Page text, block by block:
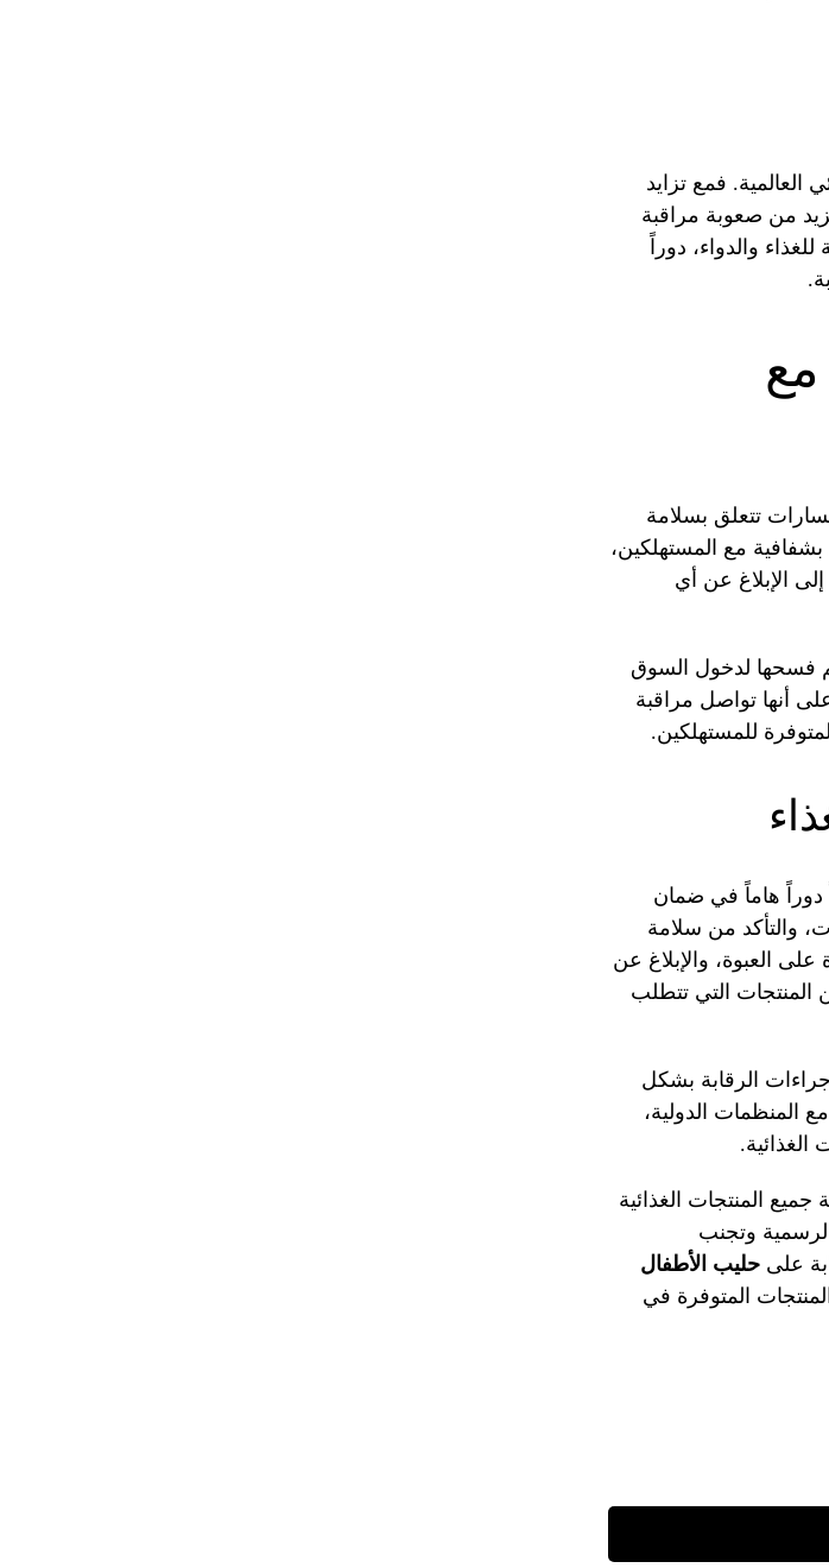
فمع تزايد
يزيد من صعوبة مراقبة
والدواء، دوراً
مع
تتعلق بسلامة
مع المستهلكين،
الإبلاغ عن أي
فسحها لدخول السوق
أنها تواصل مراقبة
للمستهلكين.
دوراً هاماً في ضمان
والتأكد من سلامة
العبوة، والإبلاغ عن
المنتجات التي تتطلب
الرقابة بشكل
المنظمات الدولية،
جميع المنتجات الغذائية
وتجنب
على حليب الأطفال
المتوفرة في